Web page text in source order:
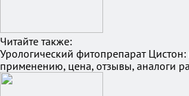
Читайте также:
Урологический фитопрепарат Цистон:
применению, цена, отзывы, аналоги